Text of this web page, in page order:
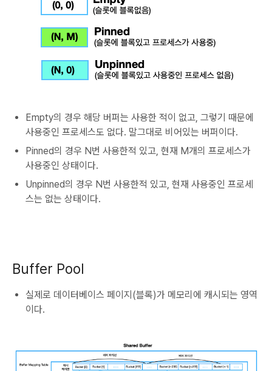
Empty의 경우 해당 버퍼는 사용한 적이 없고, 그렇기 때문에
사용중인 프로세스도 없다. 말그대로 비어있는 버퍼이다.
Pinned의 경우 N번 사용한적 있고, 현재 M개의 프로세스가
사용중인 상태이다.
Unpinned의 경우 N번 사용한적 있고, 현재 사용중인 프로세
스는 없는 상태이다.
Buffer Pool
실제로 데이터베이스 페이지(블록)가 메모리에 캐시되는 영역
이다.